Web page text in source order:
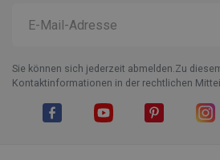
Sie können sich jederzeit abmelden.Zu
Kontaktinformationen in der rechtlichen